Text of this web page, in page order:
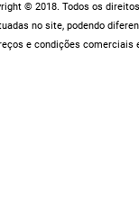
© 2018. Todos os
no site, podendo
e condições